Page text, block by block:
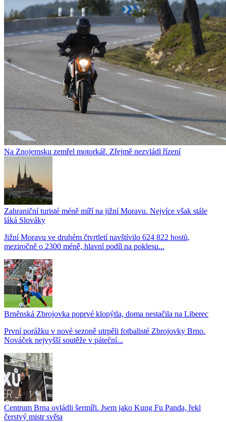
Na Znojemsku zemřel motorkář. Zřejmě nezvládl řízení
Zahraniční turisté méně míří na jižní Moravu. Nejvíce však stále
láká Slováky
Jižní Moravu ve druhém čtvrtletí navštívilo 624 822 hostů,
meziročně o 2300 méně, hlavní podíl na poklesu...
Brněnská Zbrojovka poprvé klopýtla, doma nestačila na Liberec
První porážku v nové sezoně utrpěli fotbalisté Zbrojovky Brno.
Nováček nejvyšší soutěže v páteční...
Centrum Brna ovládli šermíři. Jsem jako Kung Fu Panda, řekl
čerstvý mistr světa